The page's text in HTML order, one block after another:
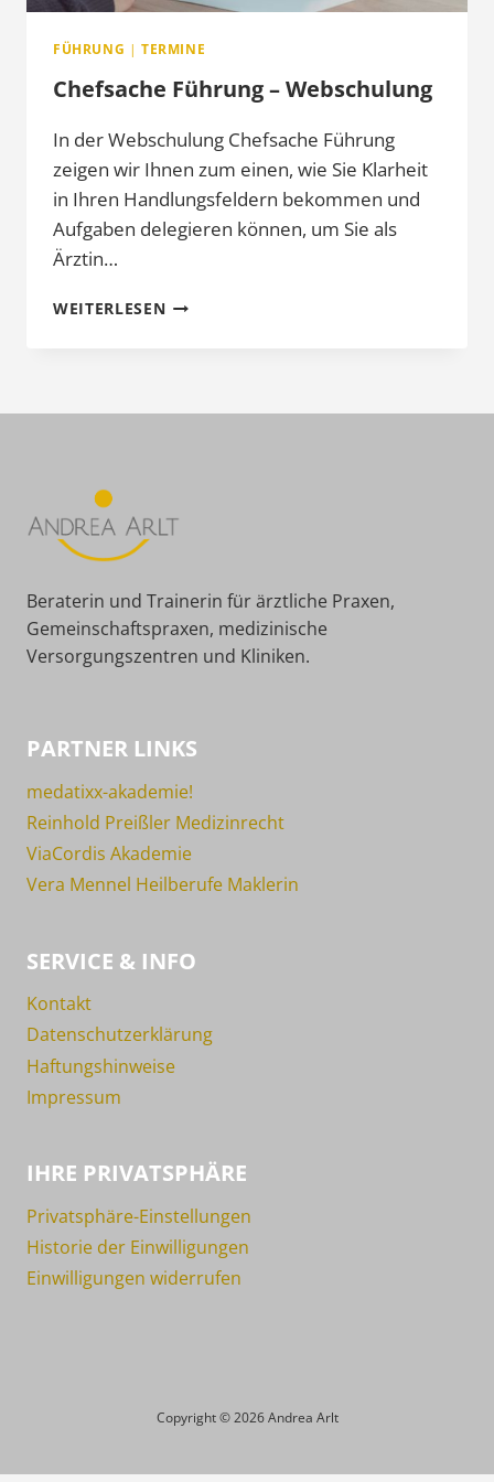
FÜHRUNG | TERMINE
Chefsache Führung – Webschulung
In der Webschulung Chefsache Führung
zeigen wir Ihnen zum einen, wie Sie Klarheit
in Ihren Handlungsfeldern bekommen und
Aufgaben delegieren können, um Sie als
Ärztin…
WEITERLESENCHEFSACHE
Beraterin und Trainerin für ärztliche Praxen,
Gemeinschaftspraxen, medizinische
Versorgungszentren und Kliniken.
PARTNER LINKS
medatixx-akademie!
Reinhold Preißler Medizinrecht
ViaCordis Akademie
Vera Mennel Heilberufe Maklerin
SERVICE & INFO
Kontakt
Datenschutzerklärung
Haftungshinweise
Impressum
IHRE PRIVATSPHÄRE
Privatsphäre-Einstellungen
Historie der Einwilligungen
Einwilligungen widerrufen
Copyright © 2026 Andrea Arlt